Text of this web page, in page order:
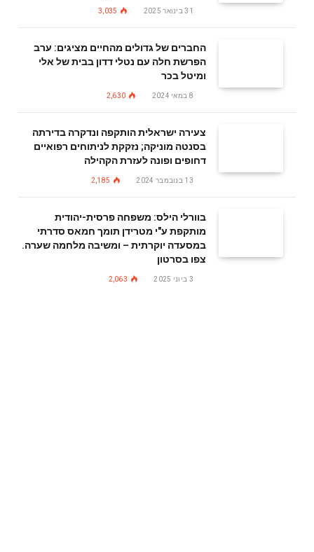
31 בינואר 2025 3,035
החברים של גדולים מהחיים מציגים: ערב
הפרשת חלה עם נטלי דדון בבית של אלי
ומיטל בכר
8 במאי 2024 2,630
צעירה ישראלית הותקפה ונדקרה בדירתה
בסנטה מוניקה; נזקקת לניתוחים רפואיים
דחופים ופונה לעזרת הקהילה
13 בנובמבר 2024 2,185
בוורלי הילס: משפחה פרסית-יהודית
מותקפת ע"י מטרידן תומך חמאס סדרתי
במסעדה יוקרתית – ומשיבה מלחמה שערה.
צפו בסרטון
3 ביוני 2025 2,063